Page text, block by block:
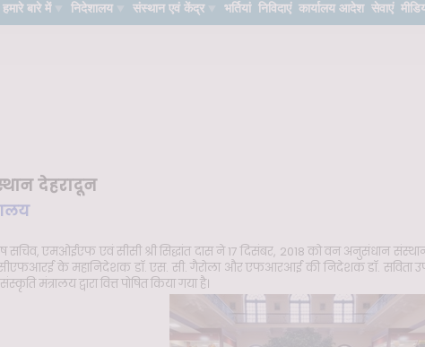
हमारे बारे में निदेशालय संस्थान एवं केंद्र भर्तियां निविदाएं कार्यालय आदेश सेवाएं
देहरादून
एमओईएफ एवं सीसी श्री सिद्धांत दास ने 17 दिसंबर, 2018 को वन अनुसंधान
के महानिदेशक डॉ. एस. सी. गैरोला और एफआरआई की निदेशक डॉ. सविता
मंत्रालय द्वारा वित्त पोषित किया गया है।